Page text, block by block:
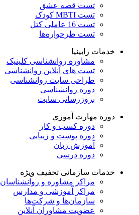
تست قصه عشق
تست MBTI کودک
تست 16 عاملی کتل
تست طرحواره‌ها
خدمات رابینیا
مشاوره روانشناسی کلینیک
تست های آنلاین روانشناسی
طراحی سایت روانشناسی
دوره روانشناسی
بروزرسانی سایت
دوره مهارت آموزی
دوره کسب و کار
دوره پوست و زیبایی
آموزش زبان
دوره درسی
خدمات سازمانی تخفیف ویژه
مراکز مشاوره و روانشناسان
مراکز آموزشی و مدارس
سازمان‌ها و شرکت‌ها
عضویت مشاوران آنلاین